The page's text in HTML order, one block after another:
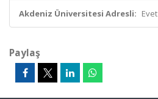
Akdeniz Üniversitesi Adresli: Evet
Paylaş